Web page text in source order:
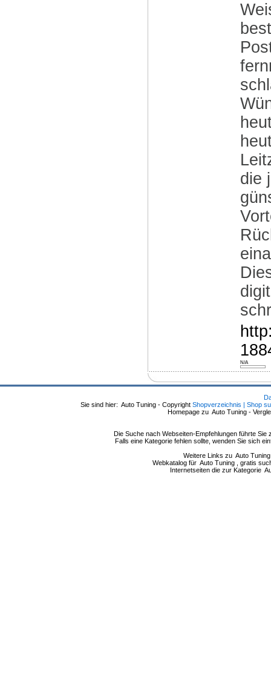
die
N/A
Sie sind hier: Auto Tuning - Copyright Shopverzeichnis | Shop
Homepage zu Auto Tuning -
Die Suche nach Webseiten-Empfehlungen führte
Falls eine Kategorie fehlen sollte, wenden Sie sich
Weitere Links zu Auto
Webkatalog für Auto Tuning , gratis
Internetseiten die zur Kategorie